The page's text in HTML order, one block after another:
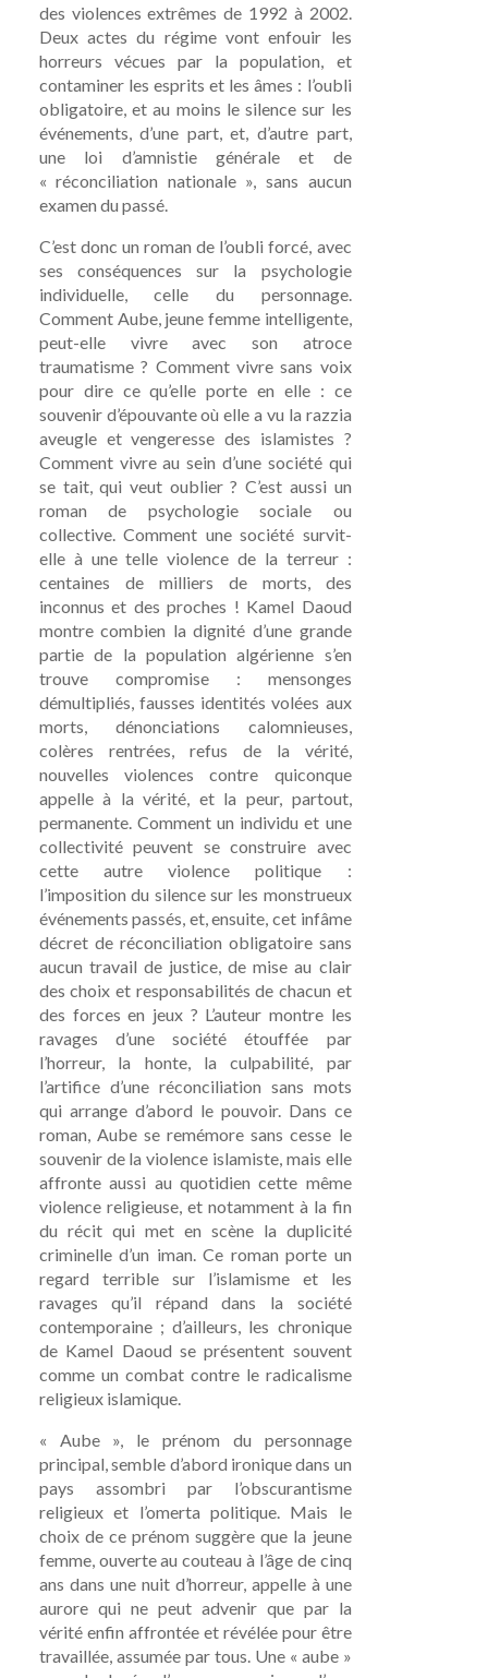
des violences extrêmes de 1992 à 2002.
Deux actes du régime vont enfouir les
horreurs vécues par la population, et
contaminer les esprits et les âmes : l’oubli
obligatoire, et au moins le silence sur les
événements, d’une part, et, d’autre part,
une loi d’amnistie générale et de
« réconciliation nationale », sans aucun
examen du passé.
C’est donc un roman de l’oubli forcé, avec
ses conséquences sur la psychologie
individuelle, celle du personnage.
Comment Aube, jeune femme intelligente,
peut-elle vivre avec son atroce
traumatisme ? Comment vivre sans voix
pour dire ce qu’elle porte en elle : ce
souvenir d’épouvante où elle a vu la razzia
aveugle et vengeresse des islamistes ?
Comment vivre au sein d’une société qui
se tait, qui veut oublier ? C’est aussi un
roman de psychologie sociale ou
collective. Comment une société survit-
elle à une telle violence de la terreur :
centaines de milliers de morts, des
inconnus et des proches ! Kamel Daoud
montre combien la dignité d’une grande
partie de la population algérienne s’en
trouve compromise : mensonges
démultipliés, fausses identités volées aux
morts, dénonciations calomnieuses,
colères rentrées, refus de la vérité,
nouvelles violences contre quiconque
appelle à la vérité, et la peur, partout,
permanente. Comment un individu et une
collectivité peuvent se construire avec
cette autre violence politique :
l’imposition du silence sur les monstrueux
événements passés, et, ensuite, cet infâme
décret de réconciliation obligatoire sans
aucun travail de justice, de mise au clair
des choix et responsabilités de chacun et
des forces en jeux ? L’auteur montre les
ravages d’une société étouffée par
l’horreur, la honte, la culpabilité, par
l’artifice d’une réconciliation sans mots
qui arrange d’abord le pouvoir. Dans ce
roman, Aube se remémore sans cesse le
souvenir de la violence islamiste, mais elle
affronte aussi au quotidien cette même
violence religieuse, et notamment à la fin
du récit qui met en scène la duplicité
criminelle d’un iman. Ce roman porte un
regard terrible sur l’islamisme et les
ravages qu’il répand dans la société
contemporaine ; d’ailleurs, les chronique
de Kamel Daoud se présentent souvent
comme un combat contre le radicalisme
religieux islamique.
« Aube », le prénom du personnage
principal, semble d’abord ironique dans un
pays assombri par l’obscurantisme
religieux et l’omerta politique. Mais le
choix de ce prénom suggère que la jeune
femme, ouverte au couteau à l’âge de cinq
ans dans une nuit d’horreur, appelle à une
aurore qui ne peut advenir que par la
vérité enfin affrontée et révélée pour être
travaillée, assumée par tous. Une « aube »